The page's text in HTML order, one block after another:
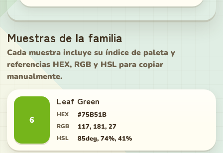
Muestras de la familia
Cada muestra incluye su índice de paleta y
referencias HEX, RGB y HSL para copiar
manualmente.
6
Leaf Green
HEX #75B51B
RGB 117, 181, 27
HSL 85deg, 74%, 41%